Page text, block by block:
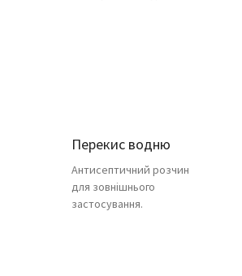
Перекис водню
Антисептичний розчин
для зовнішнього
застосування.